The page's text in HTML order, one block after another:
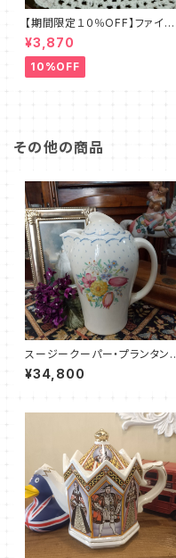
【期間限定１０％OFF】ファイア
ーキング・フラワー・カップ＆ソー
サー（FKFW0001）
¥3,870
10%OFF
その他の商品
スージークーパー・プランタン・
ポット（ブルー・19センチ）SCPR
0018
¥34,800